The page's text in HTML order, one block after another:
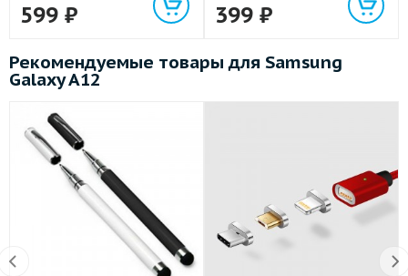
599 ₽ 399 ₽
Рекомендуемые товары для Samsung
Galaxy A12